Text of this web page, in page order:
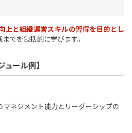
上と組織運営スキルの習得を目的とし
でを包括的に学びます。
ュール例】
ネジメント能力とリーダーシップの